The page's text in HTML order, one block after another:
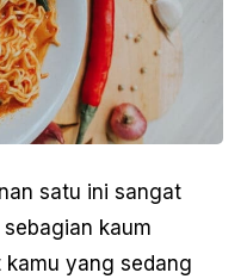
satu ini sangat
kaum
yang sedang